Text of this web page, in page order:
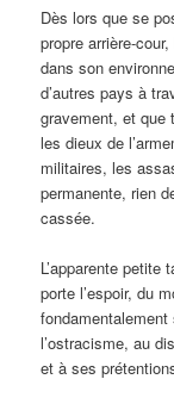
Dès lors que se
propre arrière-
dans son
d’autres pays à
gravement, et
les dieux de
militaires, les
permanente, rien
cassée.
L’apparente petite
porte l’espoir, du
l’ostracisme, au
et à ses